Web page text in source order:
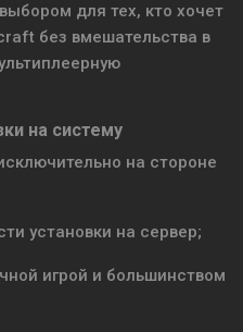
для тех, кто хочет
без вмешательства в
на систему
на стороне
установки на сервер;
игрой и большинством